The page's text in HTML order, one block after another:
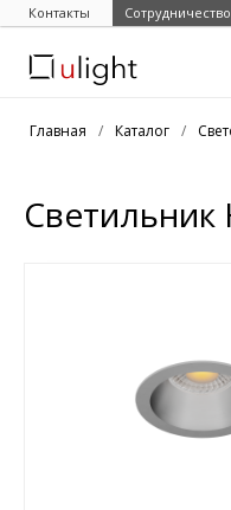
Контакты Сотрудничество
Главная / Каталог /
Светильник